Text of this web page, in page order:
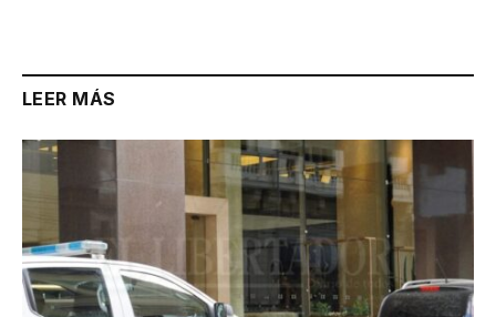
LEER MÁS